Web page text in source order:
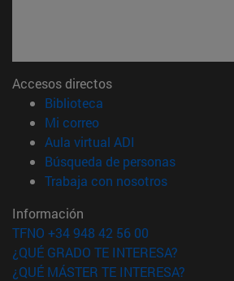
Accesos directos
Biblioteca
Mi correo(abre en nueva ventana)
Aula virtual ADI
Búsqueda de personas(abre en
Trabaja con nosotros(abre en
Información
TFNO +34 948 42 56 00
¿QUÉ GRADO TE INTERESA?
¿QUÉ MÁSTER TE INTERESA?